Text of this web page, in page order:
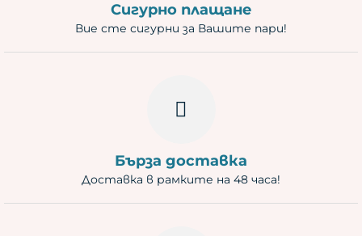
Сигурно плащане
Вие сте сигурни за Вашите пари!
Бърза доставка
Доставка в рамките на 48 часа!